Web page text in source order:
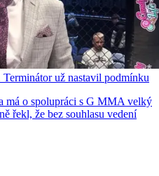
už nastavil podmínku
má o spolupráci s G MMA velký
řekl, že bez souhlasu vedení